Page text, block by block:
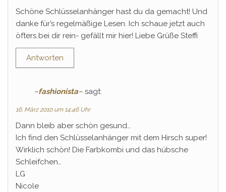
Schöne Schlüsselanhänger hast du da gemacht! Und
danke für’s regelmäßige Lesen. Ich schaue jetzt auch
öfters bei dir rein- gefällt mir hier! Liebe Grüße Steffi
Antworten
~fashionista~ sagt:
16. März 2010 um 14:46 Uhr
Dann bleib aber schön gesund…
Ich find den Schlüsselanhänger mit dem Hirsch super!
Wirklich schön! Die Farbkombi und das hübsche
Schleifchen…
LG
Nicole